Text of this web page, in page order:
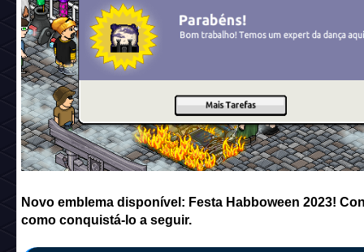
Novo emblema disponível: Festa Habboween 2023!
como conquistá-lo a seguir.